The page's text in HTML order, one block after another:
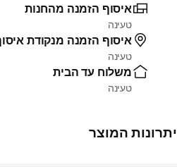
איסוף הזמנה מהחנות
טעינה
איסוף הזמנה מנקודת
טעינה
משלוח עד הבית
טעינה
יתרונות המוצר